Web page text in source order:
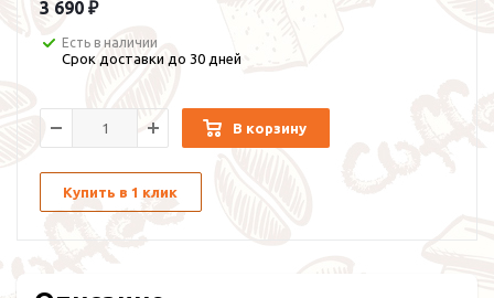
3 690 ₽
Есть в наличии
Срок доставки до 30 дней
В корзину
Купить в 1 клик